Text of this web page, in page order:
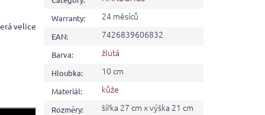
velice
Warranty: 24 měsíců
EAN: 7426839606832
Barva: žlutá
Hloubka: 10 cm
Materiál: kůže
Rozměry: šířka 27 cm x výška 21 cm